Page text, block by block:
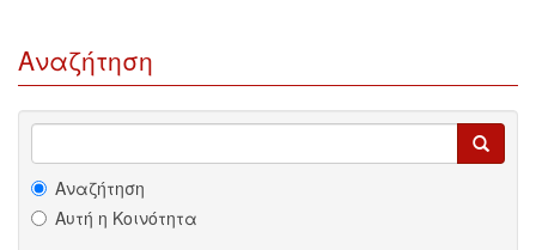
Αναζήτηση
Αναζήτηση
Αυτή η Κοινότητα